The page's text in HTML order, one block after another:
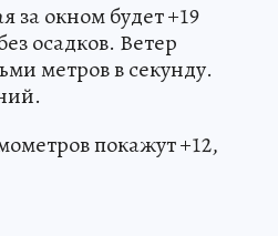
за окном будет +19
осадков. Ветер
метров в секунду.
покажут +12,